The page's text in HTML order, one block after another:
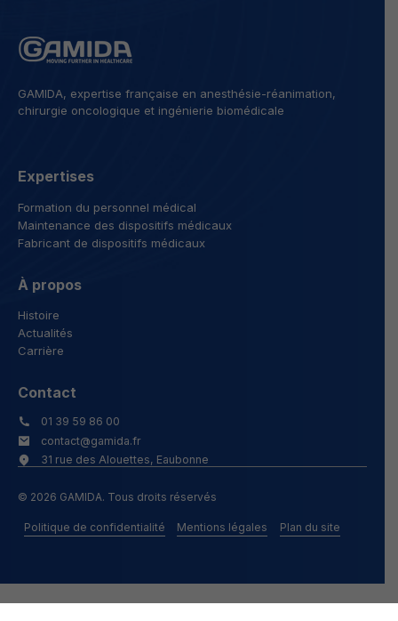
GAMIDA, expertise française en anesthésie-réanimation,
chirurgie oncologique et ingénierie biomédicale
Expertises
Formation du personnel médical
Maintenance des dispositifs médicaux
Fabricant de dispositifs médicaux
À propos
Histoire
Actualités
Carrière
Contact
01 39 59 86 00
contact@gamida.fr
31 rue des Alouettes, Eaubonne
© 2026 GAMIDA. Tous droits réservés
Politique de confidentialité Mentions légales Plan du site